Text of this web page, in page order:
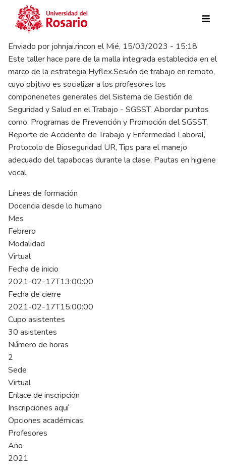
Pasar al contenido principal
Enviado por johnjai.rincon elMié, 15/03/2023 - 15:18
Este taller hace pare de la malla integrada establecida en el
marco de la estrategia Hyflex.Sesión de trabajo en remoto,
cuyo objtivo es socializar a los profesores los
componenetes generales del Sistema de Gestión de
Seguridad y Salud en el Trabajo - SGSST. Abordar puntos
como: Programas de Prevención y Promoción del SGSST,
Reporte de Accidente de Trabajo y Enfermedad Laboral,
Protocolo de Bioseguridad UR, Tips para el manejo
adecuado del tapabocas durante la clase, Pautas en higiene
vocal.
Líneas de formación
Docencia desde lo humano
Mes
Febrero
Modalidad
Virtual
Fecha de inicio
2021-02-17T13:00:00
Fecha de cierre
2021-02-17T15:00:00
Cupo asistentes
30 asistentes
Número de horas
2
Sede
Virtual
Enlace de inscripción
Inscripciones aquí
Opciones académicas
Profesores
Año
2021